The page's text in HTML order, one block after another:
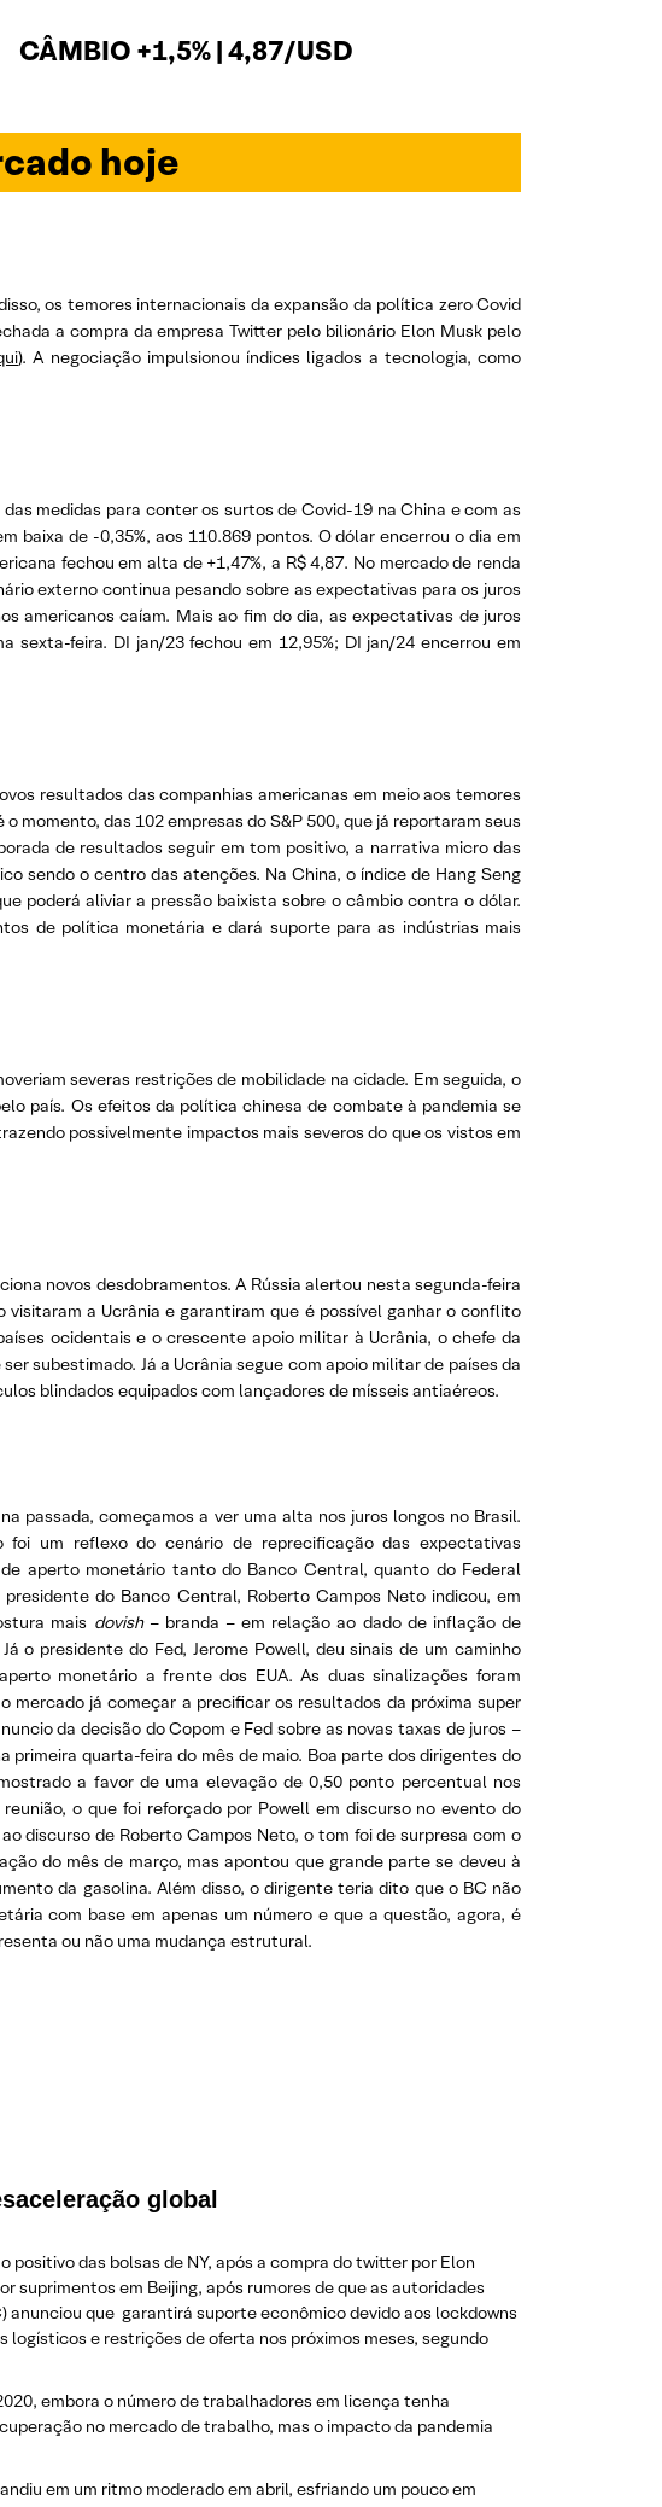
CÂMBIO +1,5% | 4,87/USD
hoje
os temores internacionais da expansão da política zero Covid
a compra da empresa Twitter pelo bilionário Elon Musk pelo
). A negociação impulsionou índices ligados a tecnologia, como
medidas para conter os surtos de Covid-19 na China e com as
baixa de -0,35%, aos 110.869 pontos. O dólar encerrou o dia em
fechou em alta de +1,47%, a R$ 4,87. No mercado de renda
externo continua pesando sobre as expectativas para os juros
americanos caíam. Mais ao fim do dia, as expectativas de juros
feira. DI jan/23 fechou em 12,95%; DI jan/24 encerrou em
resultados das companhias americanas em meio aos temores
momento, das 102 empresas do S&P 500, que já reportaram seus
de resultados seguir em tom positivo, a narrativa micro das
sendo o centro das atenções. Na China, o índice de Hang Seng
poderá aliviar a pressão baixista sobre o câmbio contra o dólar.
de política monetária e dará suporte para as indústrias mais
severas restrições de mobilidade na cidade. Em seguida, o
país. Os efeitos da política chinesa de combate à pandemia se
possivelmente impactos mais severos do que os vistos em
novos desdobramentos. A Rússia alertou nesta segunda-feira
a Ucrânia e garantiram que é possível ganhar o conflito
ocidentais e o crescente apoio militar à Ucrânia, o chefe da
subestimado. Já a Ucrânia segue com apoio militar de países da
blindados equipados com lançadores de mísseis antiaéreos.
passada, começamos a ver uma alta nos juros longos no Brasil.
foi um reflexo do cenário de reprecificação das expectativas
aperto monetário tanto do Banco Central, quanto do Federal
presidente do Banco Central, Roberto Campos Neto indicou, em
mais dovish– branda – em relação ao dado de inflação de
o presidente do Fed, Jerome Powell, deu sinais de um caminho
monetário a frente dos EUA. As duas sinalizações foram
mercado já começar a precificar os resultados da próxima super
da decisão do Copom e Fed sobre as novas taxas de juros –
primeira quarta-feira do mês de maio. Boa parte dos dirigentes do
a favor de uma elevação de 0,50 ponto percentual nos
reunião, o que foi reforçado por Powell em discurso no evento do
discurso de Roberto Campos Neto, o tom foi de surpresa com o
do mês de março, mas apontou que grande parte se deveu à
da gasolina. Além disso, o dirigente teria dito que o BC não
com base em apenas um número e que a questão, agora, é
ou não uma mudança estrutural.
global
das bolsas de NY, após a compra do twitter por Elon
suprimentos em Beijing, após rumores de que as autoridades
anunciou que garantirá suporte econômico devido aos lockdowns
e restrições de oferta nos próximos meses, segundo
embora o número de trabalhadores em licença tenha
no mercado de trabalho, mas o impacto da pandemia
em um ritmo moderado em abril, esfriando um pouco em